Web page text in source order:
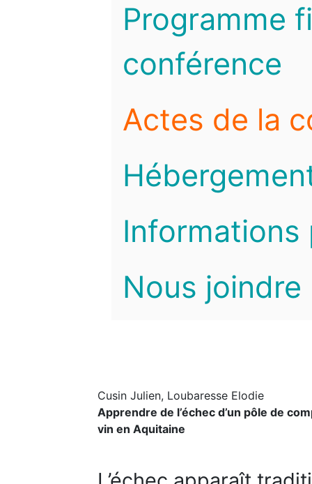
Programme
conférence
Actes de la
Informations
Nous joindre
Cusin Julien, Loubaresse Elodie
Apprendre de l’échec d’un pôle de
vin en Aquitaine